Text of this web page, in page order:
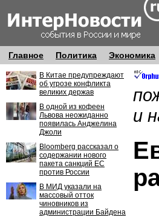
Главное Политика Экономика
В Китае предупреждают
об угрозе конфликта
великих держав
В одной из кофеен
Львова неожиданно
появилась Анджелина
Джоли
Bloomberg рассказал о
содержании нового
пакета санкций ЕС
против России
В МИД указали на
массовый отток
чиновников из
администрации Байдена
и